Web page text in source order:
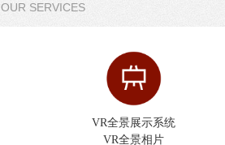
OUR SERVICES
VR全景展示系统
VR全景相片